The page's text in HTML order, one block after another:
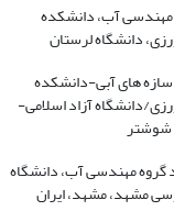
آب، دانشکده
دانشگاه لرستان
های آبی-دانشکده
دانشگاه آزاد اسلامی-
شوشتر
گروه مهندسی آب، دانشگاه
مشهد، مشهد، ایران